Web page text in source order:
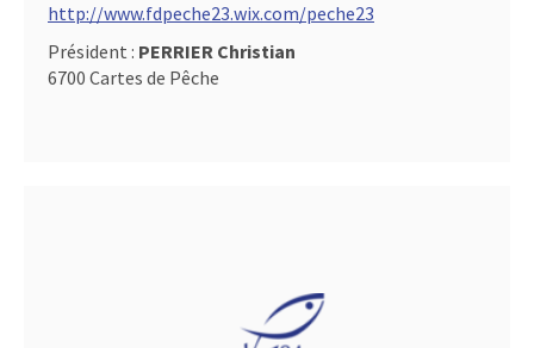
http://www.fdpeche23.wix.com/peche23
Président : PERRIER Christian
6700 Cartes de Pêche